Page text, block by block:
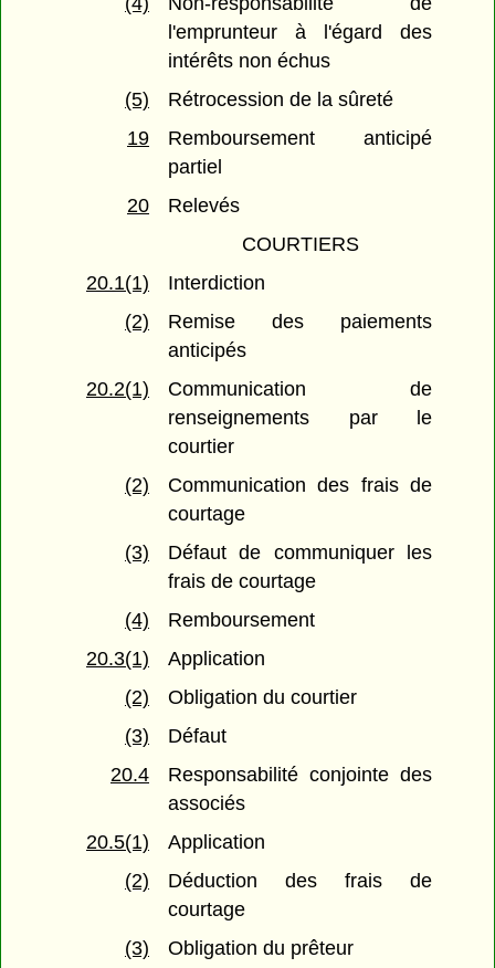
l'emprunteur à l'égard des
intérêts non échus
(5)
Rétrocession de la sûreté
19
Remboursement anticipé
partiel
20
Relevés
COURTIERS
20.1(1)
Interdiction
(2)
Remise des paiements
anticipés
20.2(1)
Communication de
renseignements par le
courtier
(2)
Communication des frais de
courtage
(3)
Défaut de communiquer les
frais de courtage
(4)
Remboursement
20.3(1)
Application
(2)
Obligation du courtier
(3)
Défaut
20.4
Responsabilité conjointe des
associés
20.5(1)
Application
(2)
Déduction des frais de
courtage
(3)
Obligation du prêteur